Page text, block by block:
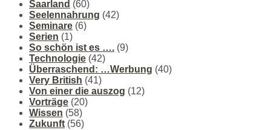
Saarland (60)
Seelennahrung (42)
Seminare (6)
Serien (1)
So schön ist es …. (9)
Technologie (42)
Überraschend: …Werbung (40)
Very British (41)
Von einer die auszog (12)
Vorträge (20)
Wissen (58)
Zukunft (56)